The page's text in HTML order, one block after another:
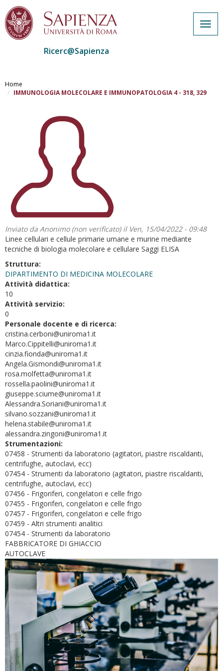
al
contenuto
Ricerc@Sapienza
Home
IMMUNOLOGIA MOLECOLARE E IMMUNOPATOLOGIA 4 - 318, 329
Inviato da Anonimo (non verificato)il Ven, 15/04/2022 - 09:48
Linee cellulari e cellule primarie umane e murine mediante
tecniche di biologia molecolare e cellulare Saggi ELISA
Struttura:
DIPARTIMENTO DI MEDICINA MOLECOLARE
Attività didattica:
10
Attività servizio:
0
Personale docente e di ricerca:
cristina.cerboni@uniroma1.it
Marco.Cippitelli@uniroma1.it
cinzia.fionda@uniroma1.it
Angela.Gismondi@uniroma1.it
rosa.molfetta@uniroma1.it
rossella.paolini@uniroma1.it
giuseppe.sciume@uniroma1.it
Alessandra.Soriani@uniroma1.it
silvano.sozzani@uniroma1.it
helena.stabile@uniroma1.it
alessandra.zingoni@uniroma1.it
Strumentazioni:
07458 - Strumenti da laboratorio (agitatori, piastre riscaldanti,
centrifughe, autoclavi, ecc)
07454 - Strumenti da laboratorio (agitatori, piastre riscaldanti,
centrifughe, autoclavi, ecc)
07456 - Frigoriferi, congelatori e celle frigo
07455 - Frigoriferi, congelatori e celle frigo
07457 - Frigoriferi, congelatori e celle frigo
07459 - Altri strumenti analitici
07454 - Strumenti da laboratorio
FABBRICATORE DI GHIACCIO
AUTOCLAVE